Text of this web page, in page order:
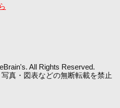
All Rights Reserved.
真・図表などの無断転載を禁止